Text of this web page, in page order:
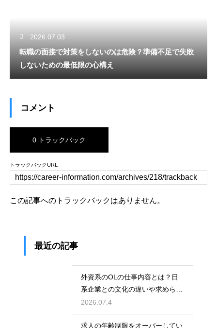
2026.07.03
転職の面接で対策をしないのは危険？準備不足で失敗
しないための最低限の心構え
コメント
0 トラックバック
トラックバックURL
この記事へのトラックバックはありません。
最近の記事
外資系のOLの仕事内容とは？日
系企業との文化の違いや求められ
る英語力とスキル
2026.07.4
求人の年齢制限をオーバーしてい